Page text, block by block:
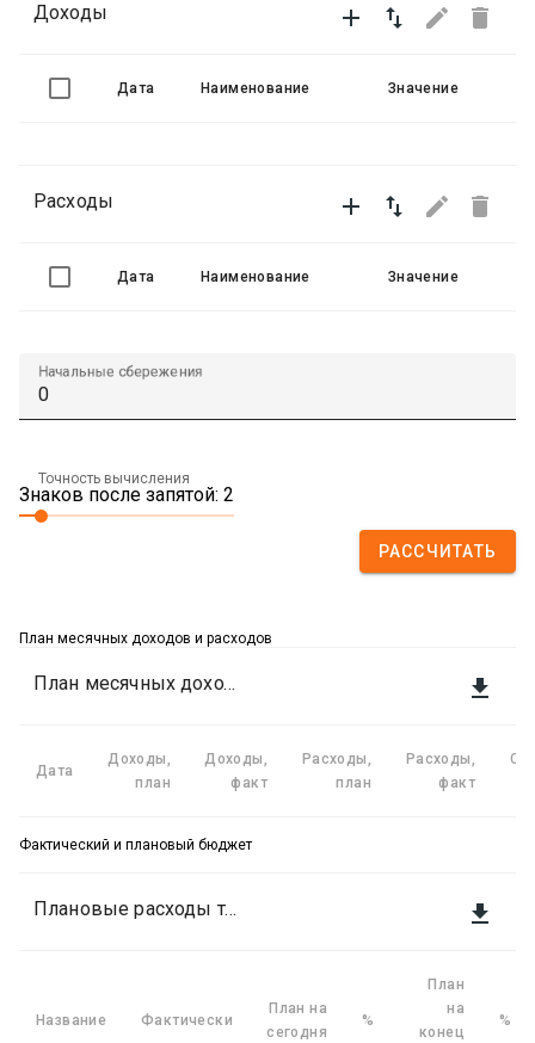
   
Доходы
Дата Наименование Значение
   
Расходы
Дата Наименование Значение
Начальные сбережения
Точность вычисления
Знаков после запятой: 2
РАССЧИТАТЬ
План месячных доходов и расходов

План месячных доходов и расходов
Дата
Доходы,
план
Доходы,
факт
Расходы,
план
Расходы,
факт
Фактический и плановый бюджет

Плановые расходы текущего месяца по категориям
Название Фактически
План на
сегодня
%
План
на
конец
%